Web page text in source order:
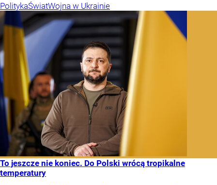
PolitykaŚwiatWojna w Ukrainie
To jeszcze nie koniec. Do Polski wrócą tropikalne
temperatury